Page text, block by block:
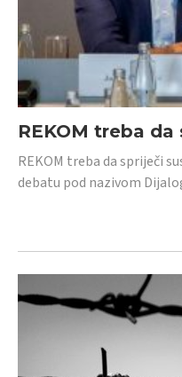
REKOM treba
REKOM treba da spriječi
debatu pod nazivom